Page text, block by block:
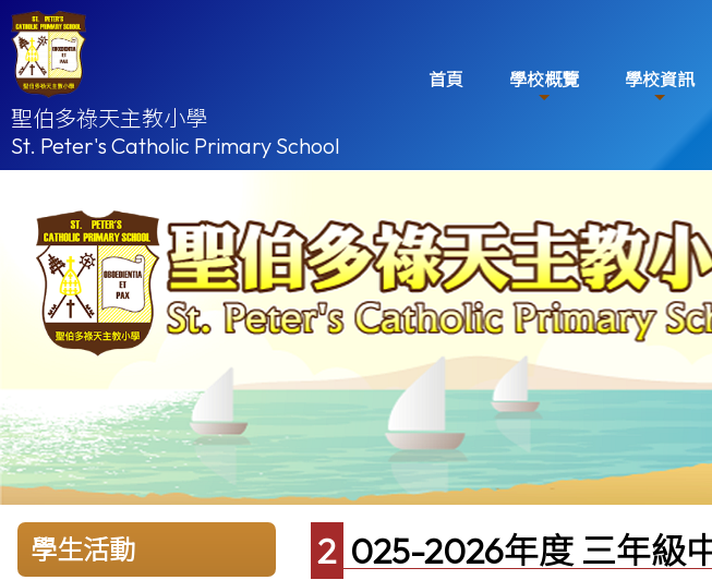
聖伯多祿天主教小學
St. Peter's Catholic Primary School
首頁 學校概覽 學校資訊
學生活動
2025-2026年度 三年級